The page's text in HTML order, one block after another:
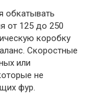
обкатывать
от 125 до 250
коробку
Скоростные
или
не
фур.